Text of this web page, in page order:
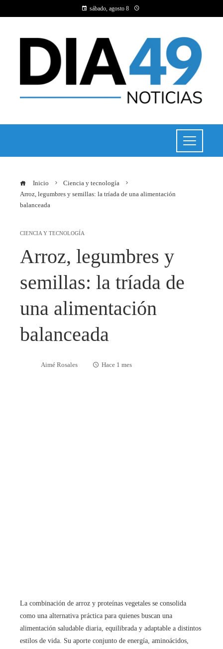
sábado, agosto 8
Inicio
Ciencia y tecnología
Arroz, legumbres y semillas: la tríada de una alimentación
balanceada
CIENCIA Y TECNOLOGÍA
Arroz, legumbres y
semillas: la tríada de
una alimentación
balanceada
Aimé Rosales Hace 1 mes
La combinación de arroz y proteínas vegetales se consolida
como una alternativa práctica para quienes buscan una
alimentación saludable diaria, equilibrada y adaptable a distintos
estilos de vida. Su aporte conjunto de energía, aminoácidos,